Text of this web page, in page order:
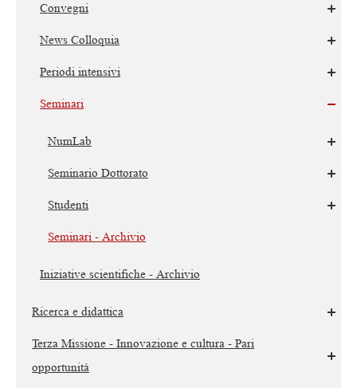
Convegni
News Colloquia
Periodi intensivi
Seminari
NumLab
Seminario Dottorato
Studenti
Seminari - Archivio
Iniziative scientifiche - Archivio
Ricerca e didattica
Terza Missione - Innovazione e cultura - Pari
opportunità